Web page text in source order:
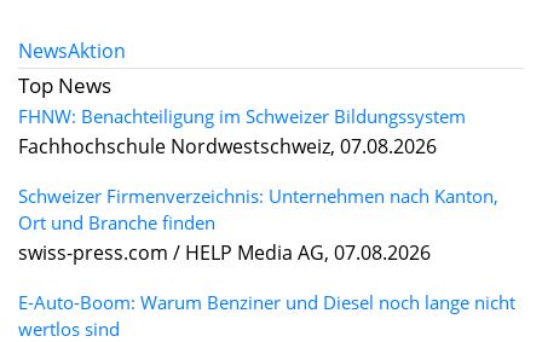
NewsAktion
Top News
FHNW: Benachteiligung im Schweizer Bildungssystem
Fachhochschule Nordwestschweiz, 07.08.2026
Schweizer Firmenverzeichnis: Unternehmen nach Kanton,
Ort und Branche finden
swiss-press.com / HELP Media AG, 07.08.2026
E-Auto-Boom: Warum Benziner und Diesel noch lange nicht
wertlos sind